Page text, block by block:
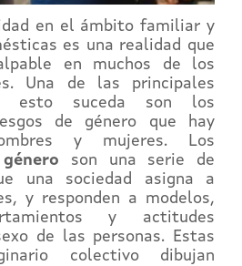
en el ámbito familiar y
es una realidad que
en muchos de los
Una de las principales
esto suceda son los
de género que hay
y mujeres. Los
son una serie de
una sociedad asigna a
y responden a modelos,
y actitudes
de las personas. Estas
colectivo dibujan